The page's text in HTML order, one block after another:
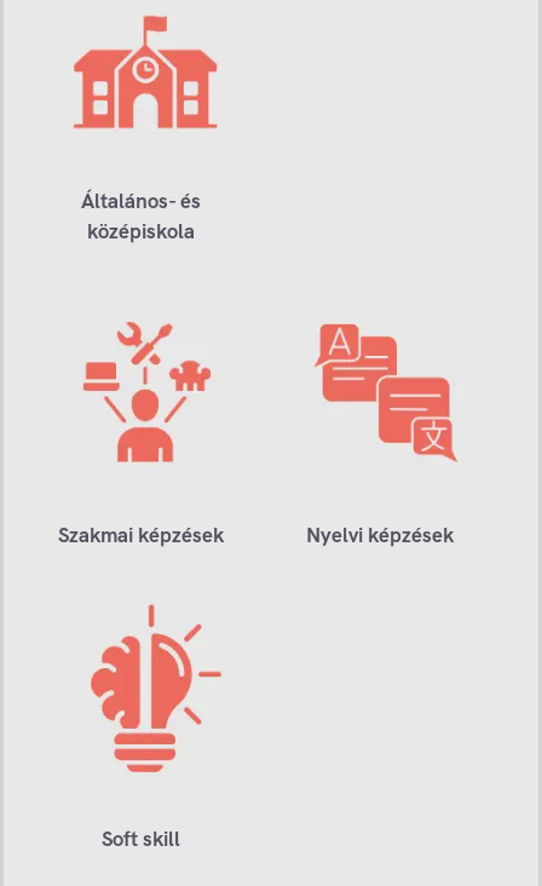
Általános- és
középiskola
Szakmai képzések Nyelvi képzések
Soft skill